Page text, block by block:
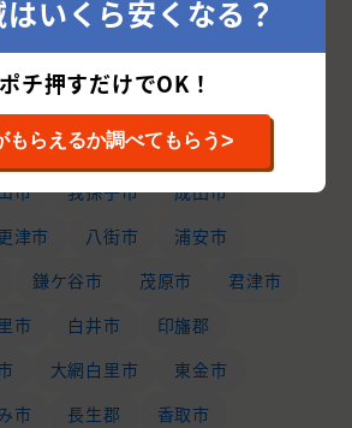
松戸市
市 佐倉市
野田市
市 我孫子市
成田市
津市 八街市
浦安市
鎌ケ谷市 茂原市
君津市
市 白井市
印旛郡
大網白里市
東金市
市 長生郡
香取市
いくら安くなる？
チ押すだけでOK！
もらえるか調べてもらう>